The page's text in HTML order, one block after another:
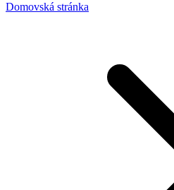
Domovská stránka